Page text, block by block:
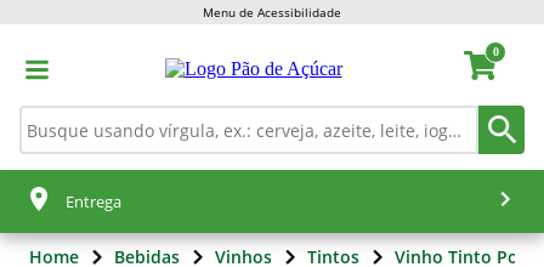
Menu de Acessibilidade
0
Entrega
Home Bebidas Vinhos Tintos Vinho Tinto